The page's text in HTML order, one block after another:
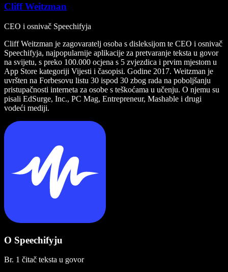
Cliff Weitzman
CEO i osnivač Speechifyja
Cliff Weitzman je zagovaratelj osoba s disleksijom te CEO i osnivač
Speechifyja, najpopularnije aplikacije za pretvaranje teksta u govor
na svijetu, s preko 100.000 ocjena s 5 zvjezdica i prvim mjestom u
App Store kategoriji Vijesti i časopisi. Godine 2017. Weitzman je
uvršten na Forbesovu listu 30 ispod 30 zbog rada na poboljšanju
pristupačnosti interneta za osobe s teškoćama u učenju. O njemu su
pisali EdSurge, Inc., PC Mag, Entrepreneur, Mashable i drugi
vodeći mediji.
O Speechifyju
Br. 1 čitač teksta u govor